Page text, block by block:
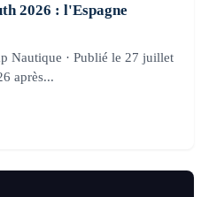
2026 : l'Espagne
Nautique · Publié le 27 juillet
après...